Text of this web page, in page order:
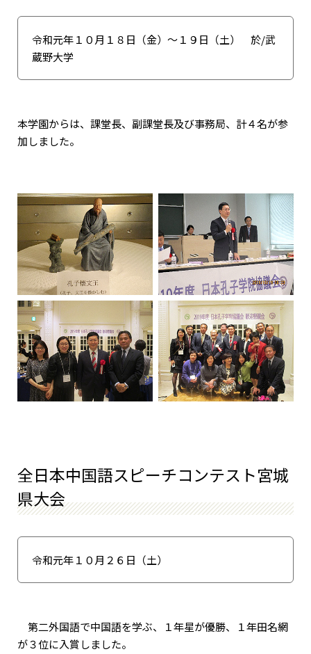
令和元年１０月１８日（金）～１９日（土） 於/武
蔵野大学
本学園からは、課堂長、副課堂長及び事務局、計４名が参
加しました。
全日本中国語スピーチコンテスト宮城
県大会
令和元年１０月２６日（土）
第二外国語で中国語を学ぶ、１年星が優勝、１年田名網
が３位に入賞しました。